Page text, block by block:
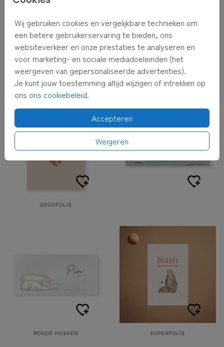
Wij gebruiken cookies en vergelijkbare technieken om
een betere gebruikerservaring te bieden, ons
websiteverkeer en onze prestaties te analyseren en
voor marketing- en sociale mediadoeleinden (het
weergeven van gepersonaliseerde advertenties).
Je kunt jouw toestemming altijd wijzigen of intrekken op
ons ons cookiebeleid.
Accepteren
Weigeren
GOUDFOLIE KOPERFOLIE
GOUDFOLIE
RONDE HOEKEN KOPERFOLIE